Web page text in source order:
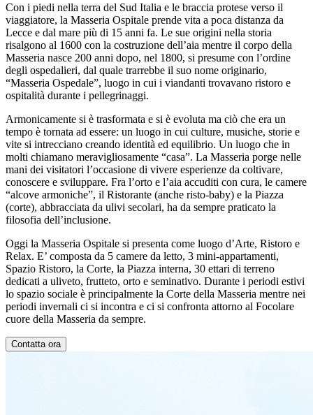
Con i piedi nella terra del Sud Italia e le braccia protese verso il
viaggiatore, la Masseria Ospitale prende vita a poca distanza da
Lecce e dal mare più di 15 anni fa. Le sue origini nella storia
risalgono al 1600 con la costruzione dell’aia mentre il corpo della
Masseria nasce 200 anni dopo, nel 1800, si presume con l’ordine
degli ospedalieri, dal quale trarrebbe il suo nome originario,
“Masseria Ospedale”, luogo in cui i viandanti trovavano ristoro e
ospitalità durante i pellegrinaggi.
Armonicamente si è trasformata e si è evoluta ma ciò che era un
tempo è tornata ad essere: un luogo in cui culture, musiche, storie e
vite si intrecciano creando identità ed equilibrio. Un luogo che in
molti chiamano meravigliosamente “casa”. La Masseria porge nelle
mani dei visitatori l’occasione di vivere esperienze da coltivare,
conoscere e sviluppare. Fra l’orto e l’aia accuditi con cura, le camere
“alcove armoniche”, il Ristorante (anche risto-baby) e la Piazza
(corte), abbracciata da ulivi secolari, ha da sempre praticato la
filosofia dell’inclusione.
Oggi la Masseria Ospitale si presenta come luogo d’Arte, Ristoro e
Relax. E’ composta da 5 camere da letto, 3 mini-appartamenti,
Spazio Ristoro, la Corte, la Piazza interna, 30 ettari di terreno
dedicati a uliveto, frutteto, orto e seminativo. Durante i periodi estivi
lo spazio sociale è principalmente la Corte della Masseria mentre nei
periodi invernali ci si incontra e ci si confronta attorno al Focolare
cuore della Masseria da sempre.
Contatta ora